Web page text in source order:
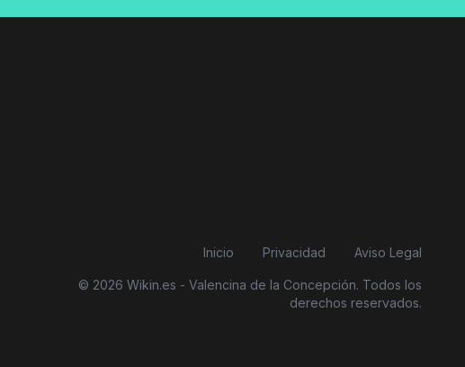
Inicio Privacidad Aviso Legal
© 2026 Wikin.es - Valencina de la Concepción. Todos los
derechos reservados.